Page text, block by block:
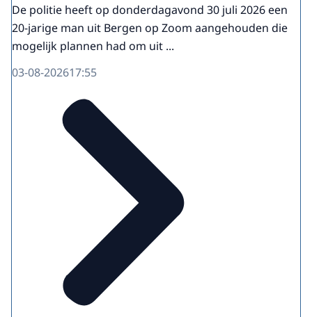
De politie heeft op donderdagavond 30 juli 2026 een
20-jarige man uit Bergen op Zoom aangehouden die
mogelijk plannen had om uit ...
03-08-202617:55